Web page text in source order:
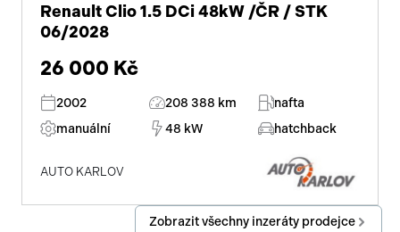
Renault Clio 1.5 DCi 48kW /ČR / STK
06/2028
26 000 Kč
2002 208 388 km
nafta
manuální
48 kW hatchback
AUTO KARLOV
Zobrazit všechny inzeráty prodejce